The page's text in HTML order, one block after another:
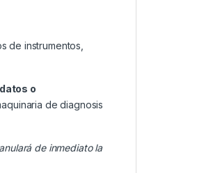
de instrumentos,
o
de diagnosis
de inmediato la